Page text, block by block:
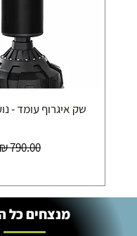
שק איגרוף עומד -
מחיר רגיל
מנצחים כל